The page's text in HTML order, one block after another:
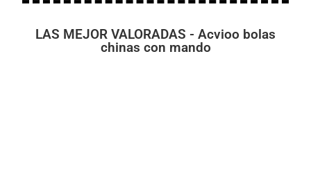
LAS MEJOR VALORADAS - Acvioo bolas
chinas con mando